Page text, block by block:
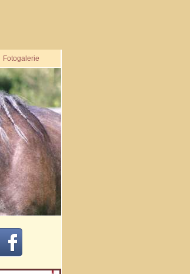
Fotogalerie